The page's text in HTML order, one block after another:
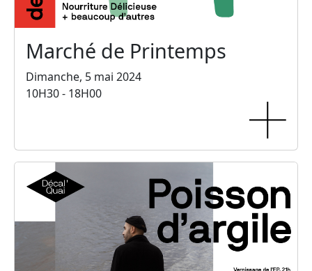
Marché de Printemps
Dimanche, 5 mai 2024
10H30 - 18H00